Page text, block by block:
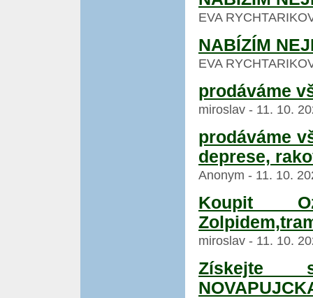
EVA
NABÍZÍM
EVA
prodáváme
miroslav - 11. 10.
prodáváme
deprese,
Anonym - 11. 10.
Koupit
miroslav - 11. 10.
Získejte